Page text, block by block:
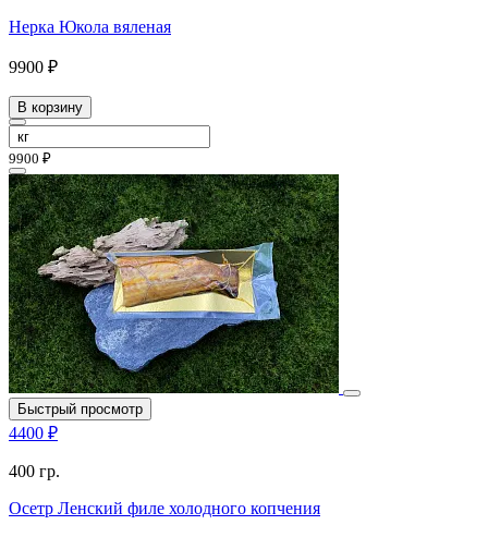
Нерка Юкола вяленая
9900 ₽
В корзину
9900 ₽
Быстрый просмотр
4400 ₽
400 гр.
Осетр Ленский филе холодного копчения